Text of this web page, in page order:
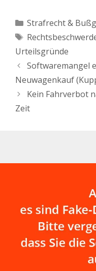
zu entscheidende Tat
lange zurückliegt, die für
die lange
Verfahrensdauer
maßgeblichen
auch außerhalb des
Einflussbereich des
Betroffenen…
Kategorien
Strafrecht &
Schlagwörter
Urteilsgründe
Softwaremangel
Neuwagenkauf
Kein Fahrverbot
Zeit